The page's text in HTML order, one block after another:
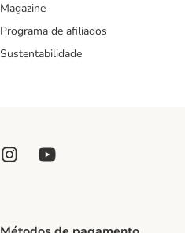
Magazine
Programa de afiliados
Sustentabilidade